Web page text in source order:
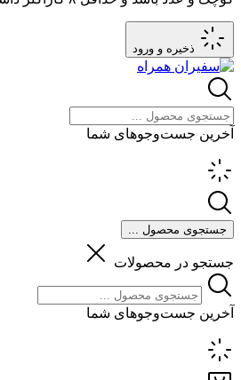
ذخیره و ورود
آخرین جست‌وجوهای شما
جستجوی محصول ...
جستجو در محصولات
آخرین جست‌وجوهای شما